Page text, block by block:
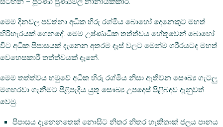
මෙම දිනවල පවත්නා අධික හිරු රශ්මිය බොහෝ දෙනෙකුට මහත්
හිරිහැරයක් ගෙනදේ. මෙම උෂ්ණාධික තත්ත්වය හේතුවෙන් බොහෝ
විට අධික පිපාසයක් දැනෙන අතරම දෑස් වලට මෙන්ම ශරීරයටද මහත්
වෙහෙසකාරී තත්ත්වයක් දැනේ.
මෙම තත්ත්වය හමුවේ අධික හිරු රශ්මිය නිසා ඇතිවන සෞඛ්‍ය ගැටලු
මගහරවා ගැනීමට පිළිපැදිය යුතු සෞඛ්‍ය උපදෙස් පිළිබඳව දැනුවත්
වෙමු.
පිපාසය දැනෙනතෙක් නොසිට නිතර නිතර හැකිතාක් ජලය පානය